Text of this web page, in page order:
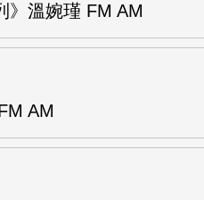
》溫婉瑾 FM AM
AM